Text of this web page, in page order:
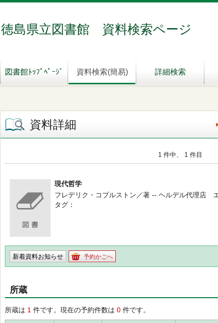
徳島県立図書館 資料検索ページ
図書館ﾄｯﾌﾟﾍﾟｰｼﾞ 資料検索(簡易) 詳細検索
資料詳細
1 件中、 1 件目
現代哲学
フレデリク・コプルストン／著 -- ヘルデル代理店
タグ
新着資料お知らせ 予約かごへ
所蔵
所蔵は 1 件です。現在の予約件数は 0 件です。